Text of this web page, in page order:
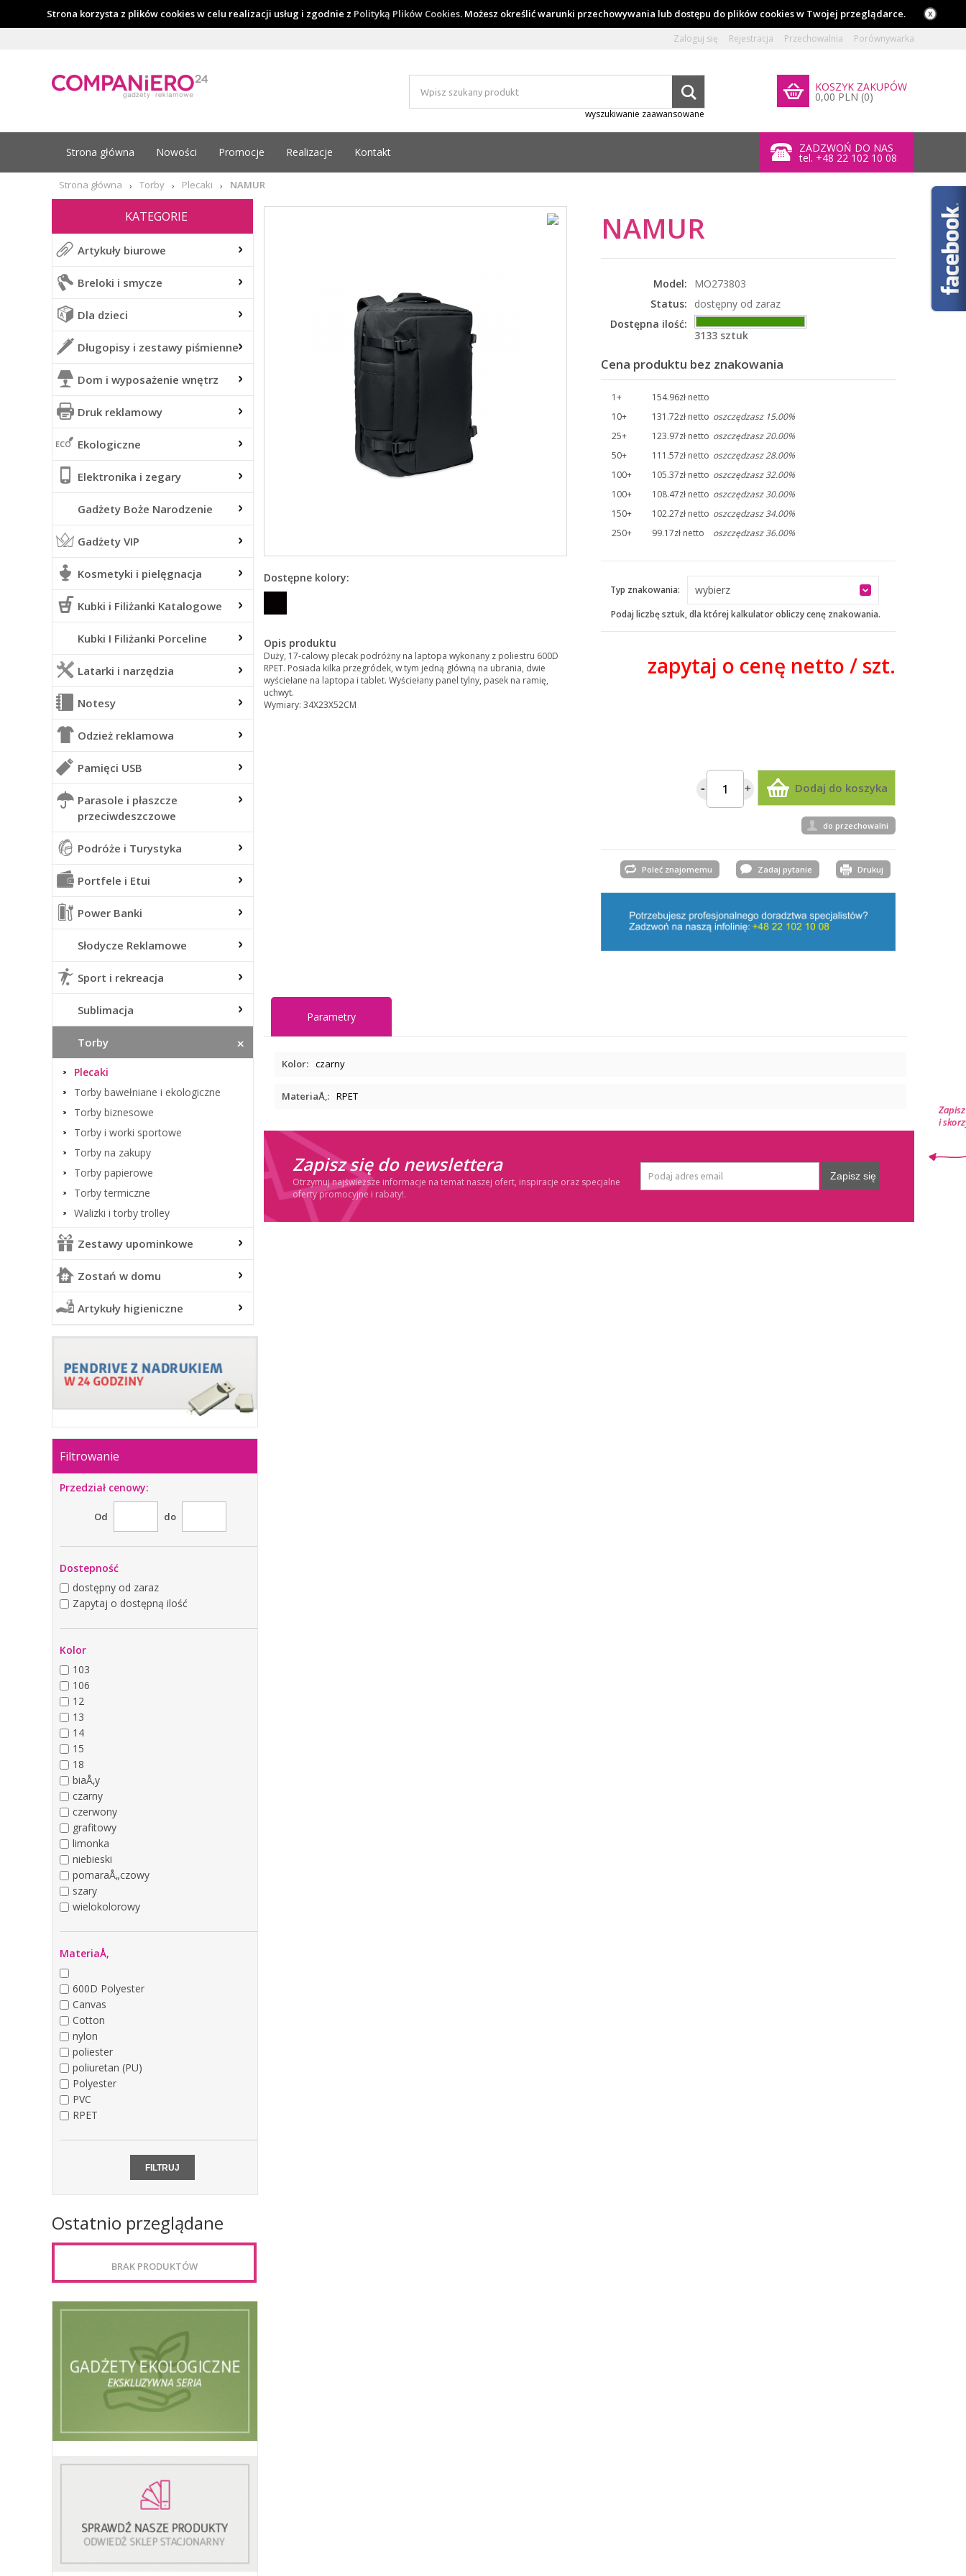
Strona korzysta z plików cookies w celu realizacji usług i zgodnie z Polityką Plików Cookies. Możesz określić warunki przechowywania lub dostępu do plików cookies w Twojej przeglądarce.
Zaloguj się Rejestracja Przechowalnia Porównywarka
KOSZYK ZAKUPÓW
0,00 PLN (0)
wyszukiwanie zaawansowane
Strona główna Nowości Promocje Realizacje Kontakt ZADZWOŃ DO NAS
tel. +48 22 102 10 08
Strona główna › Torby › Plecaki › NAMUR
KATEGORIE
Artykuły biurowe
Breloki i smycze
Dla dzieci
Długopisy i zestawy piśmienne
Dom i wyposażenie wnętrz
Druk reklamowy
Ekologiczne
Elektronika i zegary
Gadżety Boże Narodzenie
Gadżety VIP
Kosmetyki i pielęgnacja
Kubki i Filiżanki Katalogowe
Kubki I Filiżanki Porceline
Latarki i narzędzia
Notesy
Odzież reklamowa
Pamięci USB
Parasole i płaszcze
przeciwdeszczowe
Podróże i Turystyka
Portfele i Etui
Power Banki
Słodycze Reklamowe
Sport i rekreacja
Sublimacja
Torby
Plecaki
Torby bawełniane i ekologiczne
Torby biznesowe
Torby i worki sportowe
Torby na zakupy
Torby papierowe
Torby termiczne
Walizki i torby trolley
Zestawy upominkowe
Zostań w domu
Artykuły higieniczne
Filtrowanie
Przedział cenowy:
Od do
Dostepność
dostępny od zaraz
Zapytaj o dostępną ilość
Kolor
103
106
12
13
14
15
18
biaÅ‚y
czarny
czerwony
grafitowy
limonka
niebieski
pomaraÅ„czowy
szary
wielokolorowy
MateriaÅ‚
600D Polyester
Canvas
Cotton
nylon
poliester
poliuretan (PU)
Polyester
PVC
RPET
Ostatnio przeglądane
BRAK PRODUKTÓW
Dostępne kolory:
Opis produktu
Duży, 17-calowy plecak podróżny na laptopa wykonany z poliestru 600D
RPET. Posiada kilka przegródek, w tym jedną główną na ubrania, dwie
wyściełane na laptopa i tablet. Wyściełany panel tylny, pasek na ramię,
uchwyt.
Wymiary: 34X23X52CM
NAMUR
Model:
MO273803
Status:
dostępny od zaraz
Dostępna ilość:
3133 sztuk
Cena produktu bez znakowania
1+
154.96zł netto
10+
131.72zł netto oszczędzasz 15.00%
25+
123.97zł netto oszczędzasz 20.00%
50+
111.57zł netto oszczędzasz 28.00%
100+
105.37zł netto oszczędzasz 32.00%
100+
108.47zł netto oszczędzasz 30.00%
150+
102.27zł netto oszczędzasz 34.00%
250+
99.17zł netto oszczędzasz 36.00%
Typ znakowania: wybierz
Podaj liczbę sztuk, dla której kalkulator obliczy cenę znakowania.
zapytaj o cenę netto / szt.
Dodaj do koszyka
do przechowalni
Poleć znajomemu Zadaj pytanie Drukuj
Parametry
Kolor: czarny
MateriaÅ‚: RPET
Zapisz się do newslettera
Otrzymuj najświeższe informacje na temat naszej ofert, inspiracje oraz specjalne
oferty promocyjne i rabaty!.